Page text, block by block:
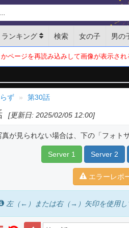
ランキング 検索 女の子 男の
ページを再読み込みして画像が表示され
ず 第30話
[更新日: 2025/02/05 12:00]
真が見られない場合は、下の「フォト
Server 1 Server 2
エラーレポ
左（←）または右（→）矢印を使用し